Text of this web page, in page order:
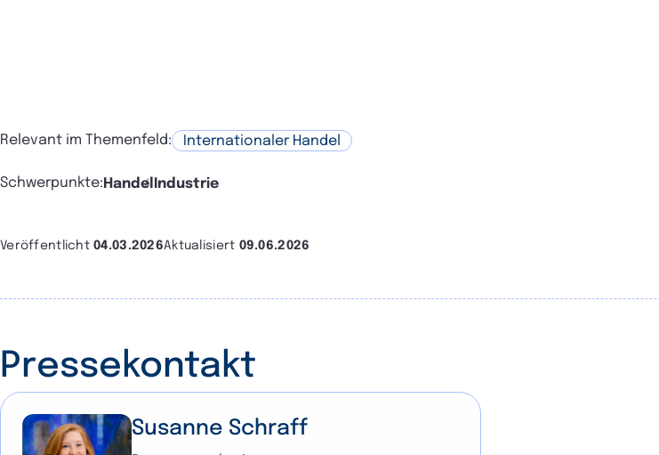
Relevant im Themenfeld: Internationaler Handel
Schwerpunkte: Handel Industrie
Veröffentlicht04.03.2026Aktualisiert 09.06.2026
Pressekontakt
Susanne Schraff